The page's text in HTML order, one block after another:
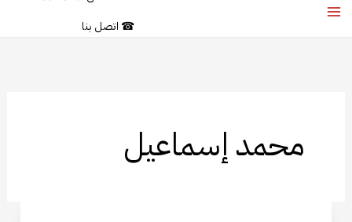
☎ اتصل بنا
محمد إسماعيل